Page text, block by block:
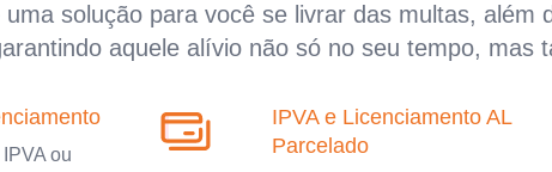
uma solução para você se livrar das multas, além
aquele alívio não só no seu tempo, mas
ou
IPVA e Licenciamento AL
Parcelado